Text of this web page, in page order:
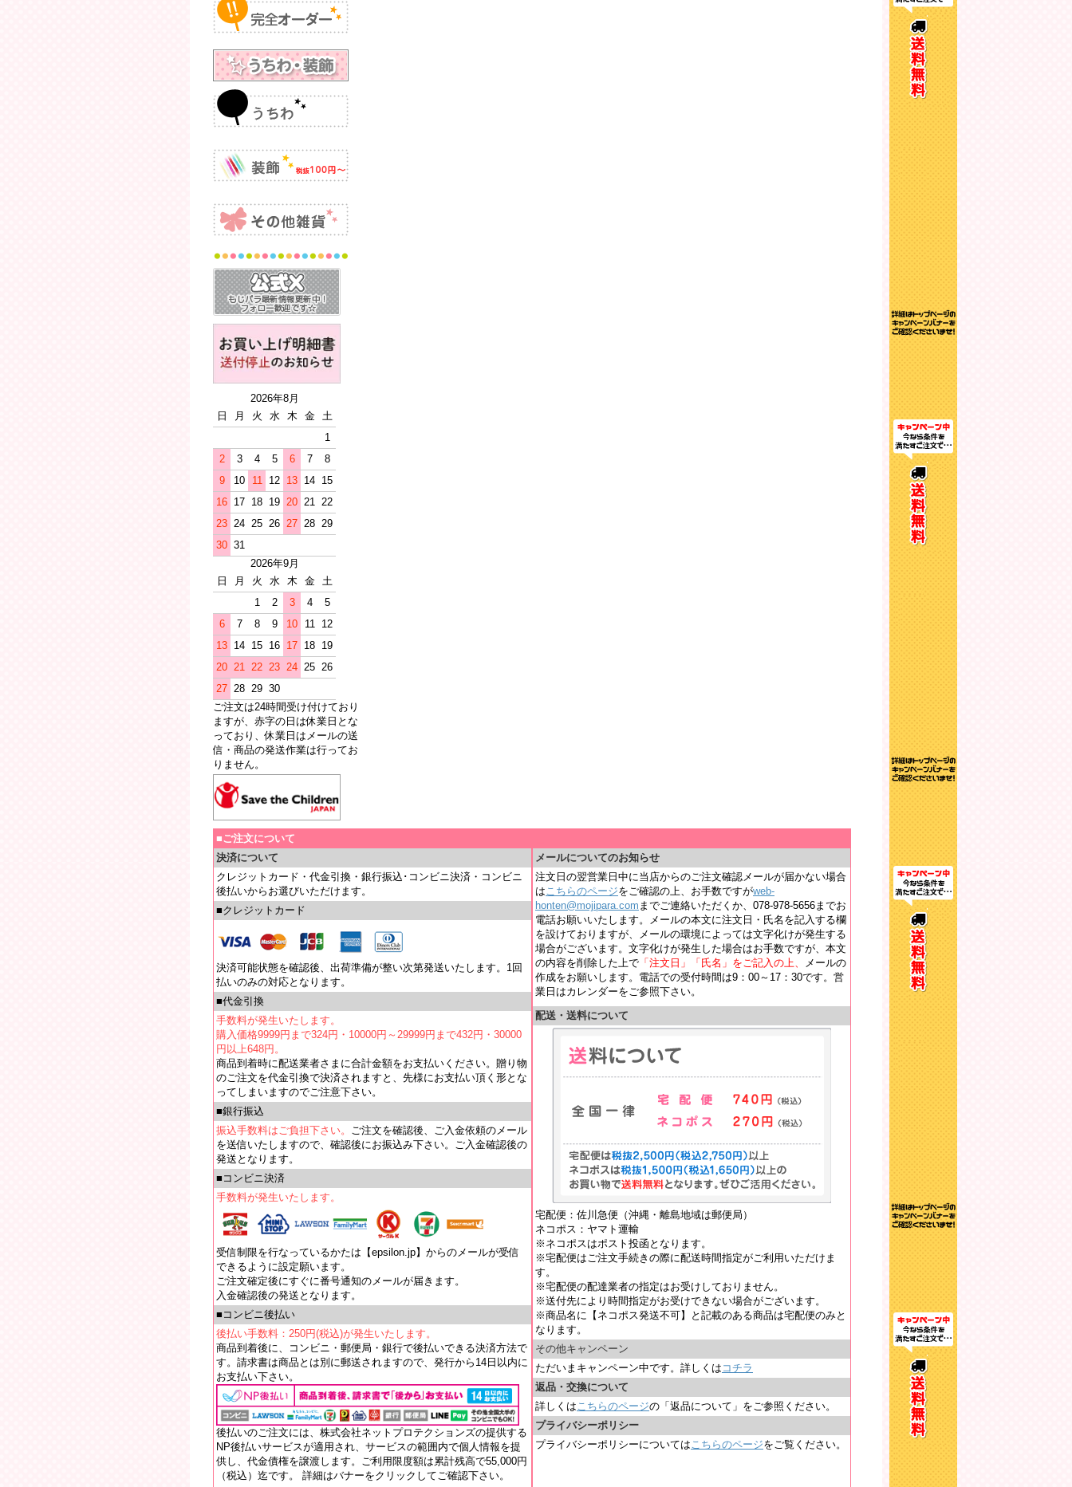
2026年8月
日
月 火 水 木 金
土
1
2
3 4 5 6 7
8
9
10 11 12 13 14 15
16 17 18 19 20 21 22
23 24 25 26 27 28 29
30 31
2026年9月
日
月 火 水 木 金
土
1
2 3 4
5
6
7 8 9 10 11
12
13 14 15 16 17 18 19
20 21 22 23 24 25 26
27 28 29 30
ご注文は24時間受け付けており
ますが、赤字の日は休業日とな
っており、休業日はメールの送
信・商品の発送作業は行ってお
りません。
■ご注文について
決済について
クレジットカード・代金引換・銀行振込･コンビニ決済・コンビニ
後払いからお選びいただけます。
■クレジットカード
決済可能状態を確認後、出荷準備が整い次第発送いたします。1回
払いのみの対応となります。
■代金引換
手数料が発生いたします。
購入価格9999円まで324円・10000円～29999円まで432円・30000
円以上648円。
商品到着時に配送業者さまに合計金額をお支払いください。贈り物
のご注文を代金引換で決済されますと、先様にお支払い頂く形とな
ってしまいますのでご注意下さい。
■銀行振込
振込手数料はご負担下さい。 ご注文を確認後、ご入金依頼のメール
を送信いたしますので、確認後にお振込み下さい。ご入金確認後の
発送となります。
■コンビニ決済
手数料が発生いたします。
受信制限を行なっているかたは【epsilon.jp】からのメールが受信
できるように設定願います。
ご注文確定後にすぐに番号通知のメールが届きます。
入金確認後の発送となります。
■コンビニ後払い
後払い手数料：250円(税込)が発生いたします。
商品到着後に、コンビニ・郵便局・銀行で後払いできる決済方法で
す。請求書は商品とは別に郵送されますので、発行から14日以内に
お支払い下さい。
後払いのご注文には、株式会社ネットプロテクションズの提供する
NP後払いサービスが適用され、サービスの範囲内で個人情報を提
供し、代金債権を譲渡します。ご利用限度額は累計残高で55,000円
（税込）迄です。 詳細はバナーをクリックしてご確認下さい。
メールについてのお知らせ
注文日の翌営業日中に当店からのご注文確認メールが届かない場合
はこちらのページをご確認の上、お手数ですがweb-
honten@mojipara.com までご連絡いただくか、078-978-5656までお
電話お願いいたします。メールの本文に注文日・氏名を記入する欄
を設けておりますが、メールの環境によっては文字化けが発生する
場合がございます。文字化けが発生した場合はお手数ですが、本文
の内容を削除した上で 「注文日」「氏名」をご記入の上、
メールの
作成をお願いします。電話での受付時間は9：00～17：30です。営
業日はカレンダーをご参照下さい。
配送・送料について
宅配便：佐川急便（沖縄・離島地域は郵便局）
ネコポス：ヤマト運輸
※ネコポスはポスト投函となります。
※宅配便はご注文手続きの際に配送時間指定がご利用いただけま
す。
※宅配便の配達業者の指定はお受けしておりません。
※送付先により時間指定がお受けできない場合がございます。
※商品名に【ネコポス発送不可】と記載のある商品は宅配便のみと
なります。
その他キャンペーン
ただいまキャンペーン中です。詳しくは コチラ
返品・交換について
詳しくはこちらのページの「返品について」をご参照ください。
プライバシーポリシー
プライバシーポリシーについてはこちらのページをご覧ください。